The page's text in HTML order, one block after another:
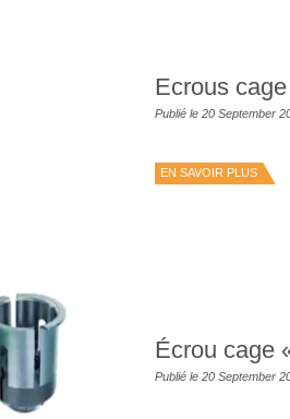
Ecrous
Publié le 20 September
EN SAVOIR PLUS
Écrou cage
Publié le 20 September